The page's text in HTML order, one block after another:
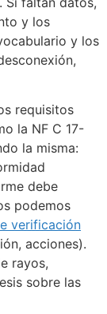
y los
y los
requisitos
la NF C 17-
la misma:
debe
podemos
verificación
acciones).
rayos,
sobre las